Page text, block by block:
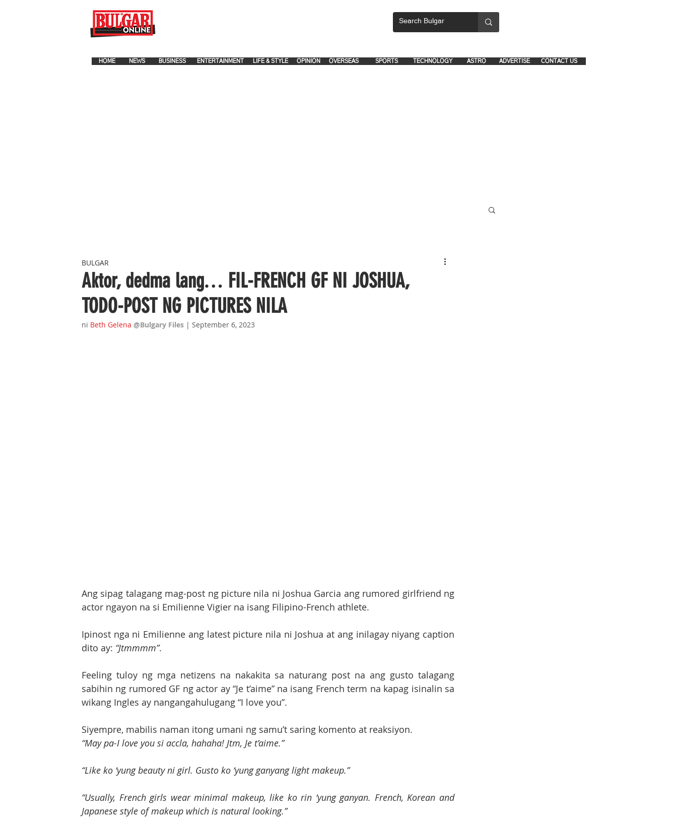
CONTACT US
ADVERTISE
ASTRO
TECHNOLOGY
SPORTS
OVERSEAS
OPINION
LIFE & STYLE
ENTERTAINMENT
NEWS
HOME BUSINESS . .
Aktor, dedma lang… FIL-FRENCH GF NI JOSHUA,
TODO-POST NG PICTURES NILA
BULGAR
ni Beth Gelena @Bulgary Files | September 6, 2023
Ang sipag talagang mag-post ng picture nila ni Joshua Garcia ang rumored girlfriend ng
actor ngayon na si Emilienne Vigier na isang Filipino-French athlete.
Ipinost nga ni Emilienne ang latest picture nila ni Joshua at ang inilagay niyang caption
dito ay: “Jtmmmm”.
Feeling tuloy ng mga netizens na nakakita sa naturang post na ang gusto talagang
sabihin ng rumored GF ng actor ay “Je t’aime” na isang French term na kapag isinalin sa
wikang Ingles ay nangangahulugang “I love you”.
Siyempre, mabilis naman itong umani ng samu’t saring komento at reaksiyon.
“May pa-I love you si accla, hahaha! Jtm, Je t’aime.”
“Like ko ‘yung beauty ni girl. Gusto ko ‘yung ganyang light makeup.”
“Usually, French girls wear minimal makeup, like ko rin ‘yung ganyan. French, Korean and
Japanese style of makeup which is natural looking.”